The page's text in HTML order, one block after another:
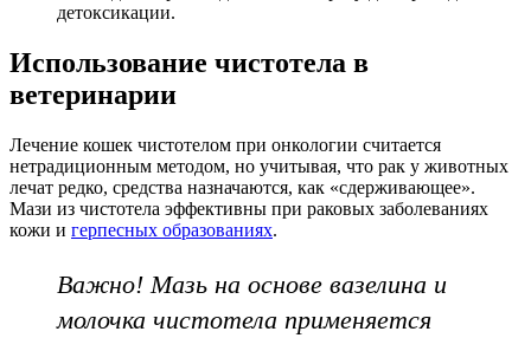
детоксикации.
Использование чистотела в
ветеринарии
Лечение кошек чистотелом при онкологии считается
нетрадиционным методом, но учитывая, что рак у животных
лечат редко, средства назначаются, как «сдерживающее».
Мази из чистотела эффективны при раковых заболеваниях
кожи и герпесных образованиях.
Важно! Мазь на основе вазелина и
молочка чистотела применяется